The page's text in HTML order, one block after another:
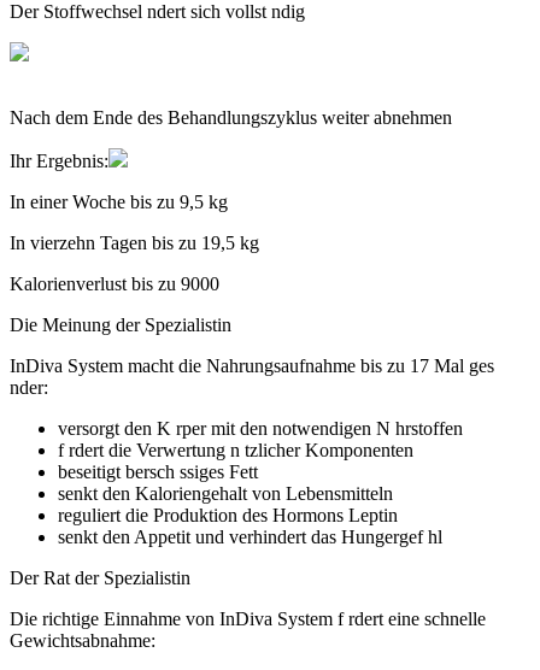
Der Stoffwechsel ndert sich vollst ndig
Nach dem Ende des Behandlungszyklus weiter abnehmen
Ihr Ergebnis:
In einer Woche bis zu 9,5 kg
In vierzehn Tagen bis zu 19,5 kg
Kalorienverlust bis zu 9000
Die Meinung derSpezialistin
InDiva System macht die Nahrungsaufnahme bis zu 17 Mal ges
nder:
versorgt den K rper mit den notwendigen N hrstoffen
f rdert die Verwertung n tzlicher Komponenten
beseitigt bersch ssiges Fett
senkt den Kaloriengehalt von Lebensmitteln
reguliert die Produktion des Hormons Leptin
senkt den Appetit und verhindert das Hungergef hl
DerRat der Spezialistin
Die richtige Einnahme von InDiva System f rdert eine schnelle
Gewichtsabnahme: